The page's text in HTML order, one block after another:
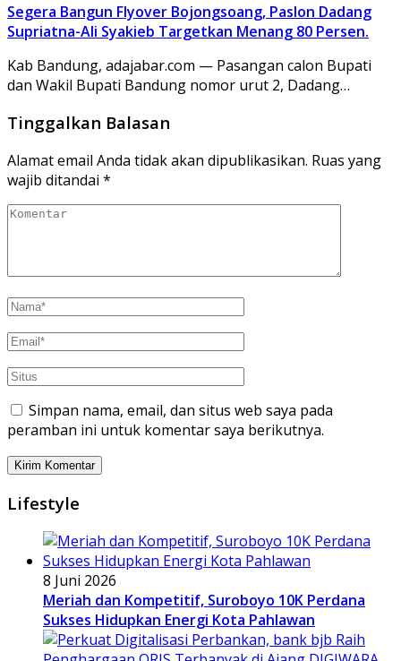
Segera Bangun Flyover Bojongsoang, Paslon Dadang
Supriatna-Ali Syakieb Targetkan Menang 80 Persen.
Kab Bandung, adajabar.com — Pasangan calon Bupati
dan Wakil Bupati Bandung nomor urut 2, Dadang…
Tinggalkan Balasan
Alamat email Anda tidak akan dipublikasikan. Ruas yang
wajib ditandai *
Simpan nama, email, dan situs web saya pada
peramban ini untuk komentar saya berikutnya.
Lifestyle
8 Juni 2026
Meriah dan Kompetitif, Suroboyo 10K Perdana
Sukses Hidupkan Energi Kota Pahlawan